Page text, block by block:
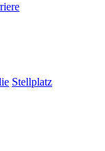
Stellplatz